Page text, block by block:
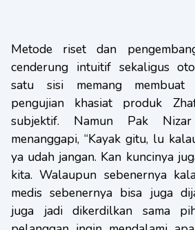
Metode riset dan
cenderung intuitif sekaligus
satu sisi memang membuat
pengujian khasiat produk
subjektif. Namun Pak
menanggapi, “Kayak gitu, lu
ya udah jangan. Kan kuncinya
kita. Walaupun sebenernya
medis sebenernya bisa juga
juga jadi dikerdilkan sama